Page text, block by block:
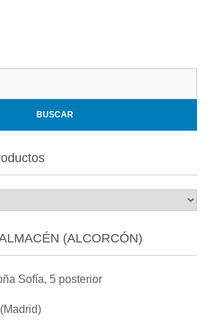
(ALCORCÓN)
Sofía, 5 posterior